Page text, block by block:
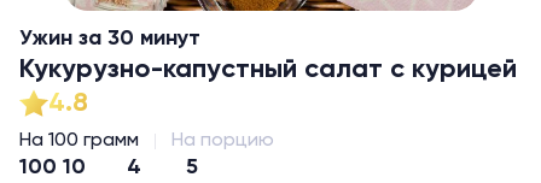
Ужин за 30 минут
Кукурузно-капустный салат с курицей
4.8
На 100 грамм На порцию
100 10 4 5